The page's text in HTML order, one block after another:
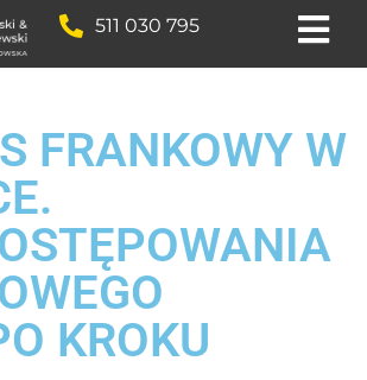
511 030 795
FRANKOWY W
KROKU